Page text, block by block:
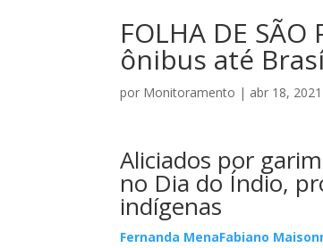
FOLHA DE
ônibus até
por Monitoramento | abr 18, 2021
Aliciados por
no Dia do Índio,
indígenas
Fernanda MenaFabiano